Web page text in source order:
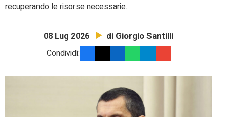
recuperando le risorse necessarie.
08 Lug 2026 di Giorgio Santilli
Condividi: